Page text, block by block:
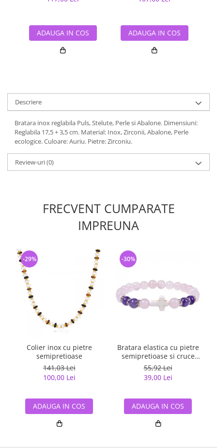
ADAUGA IN COS ADAUGA IN COS
Descriere
Bratara inox reglabila Puls, Stelute, Perle si Abalone. Dimensiuni:
Reglabila 17,5 + 3,5 cm. Material: Inox, Zirconii, Abalone, Perle
ecologice. Culoare: Auriu. Pietre: Zirconiu.
Review-uri(0)
FRECVENT CUMPARATE
IMPREUNA
Colier inox cu pietre
semipretioase
141,03 Lei
100,00 Lei
-29%
ADAUGA IN COS
Bratara elastica cu pietre
semipretioase si cruce
BLA134
55,92 Lei
39,00 Lei
-30%
ADAUGA IN COS